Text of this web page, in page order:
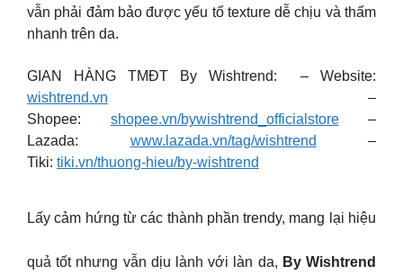
vẫn phải đảm bảo được yếu tố texture dễ chịu và thấm
nhanh trên da.
GIAN HÀNG TMĐT By Wishtrend: – Website:
wishtrend.vn –
Shopee: shopee.vn/bywishtrend_officialstore–
Lazada: www.lazada.vn/tag/wishtrend –
Tiki: tiki.vn/thuong-hieu/by-wishtrend
Lấy cảm hứng từ các thành phần trendy, mang lại hiệu
quả tốt nhưng vẫn dịu lành với làn da, By Wishtrend